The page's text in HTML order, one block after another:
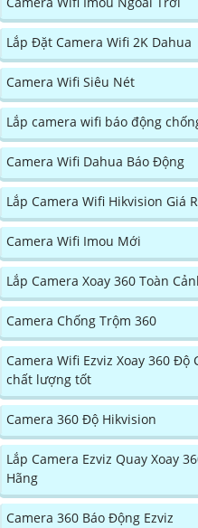
Lắp Đặt Camera Wifi 2K Dahua
Camera Wifi Siêu Nét
Lắp camera wifi báo động
Camera Wifi Dahua Báo Động
Lắp Camera Wifi Hikvision Giá
Camera Wifi Imou Mới
Lắp Camera Xoay 360 Toàn
Camera Chống Trộm 360
Camera Wifi Ezviz Xoay 360 Độ
chất lượng tốt
Camera 360 Độ Hikvision
Lắp Camera Ezviz Quay Xoay
Hãng
Camera 360 Báo Động Ezviz